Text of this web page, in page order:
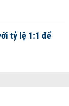
tỷ lệ 1:1 để